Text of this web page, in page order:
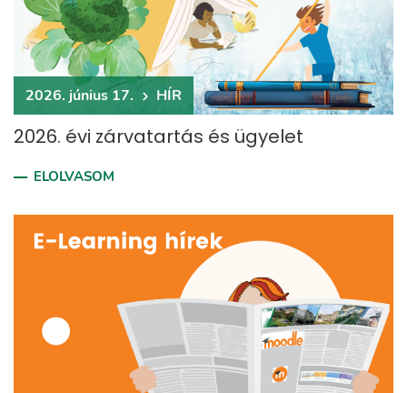
2026. június 17. HÍR
2026. évi zárvatartás és ügyelet
ELOLVASOM